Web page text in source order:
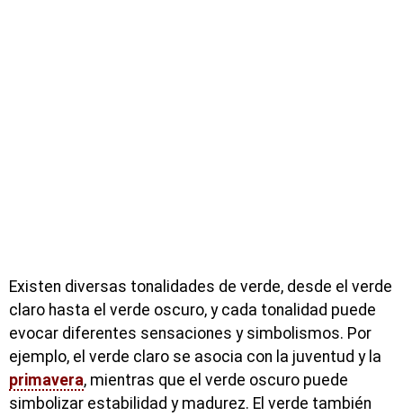
Existen diversas tonalidades de verde, desde el verde
claro hasta el verde oscuro, y cada tonalidad puede
evocar diferentes sensaciones y simbolismos. Por
ejemplo, el verde claro se asocia con la juventud y la
primavera, mientras que el verde oscuro puede
simbolizar estabilidad y madurez. El verde también